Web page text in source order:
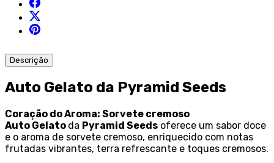
Descrição
Auto Gelato da Pyramid Seeds
Coração do Aroma: Sorvete cremoso
Auto Gelato da Pyramid Seeds oferece um sabor doce
e o aroma de sorvete cremoso, enriquecido com notas
frutadas vibrantes, terra refrescante e toques cremosos.